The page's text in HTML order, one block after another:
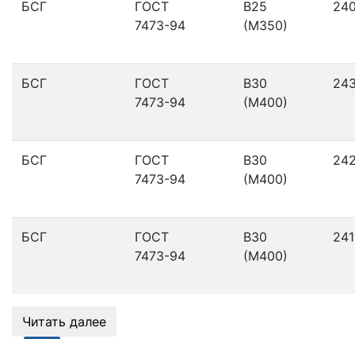
БСГ
ГОСТ
7473-94
В25
(М350)
БСГ
ГОСТ
7473-94
В30
(М400)
БСГ
ГОСТ
7473-94
В30
(М400)
БСГ
ГОСТ
7473-94
В30
(М400)
Читать далее